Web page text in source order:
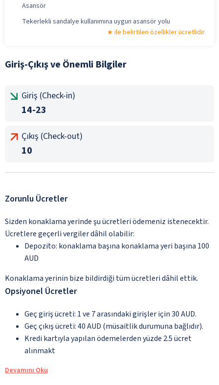
Asansör
Tekerlekli sandalye kullanımına uygun asansör yolu
ile belirtilen özellikler ücretlidir.
Giriş-Çıkış ve Önemli Bilgiler
Giriş (Check-in)
14-23
Çıkış (Check-out)
10
Zorunlu Ücretler
Sizden konaklama yerinde şu ücretleri ödemeniz istenecektir.
Ücretlere geçerli vergiler dâhil olabilir:
Depozito: konaklama başına konaklama yeri başına 100
AUD
Konaklama yerinin bize bildirdiği tüm ücretleri dâhil ettik.
Opsiyonel Ücretler
Geç giriş ücreti: 1 ve 7 arasındaki girişler için 30 AUD.
Geç çıkış ücreti: 40 AUD (müsaitlik durumuna bağlıdır).
Kredi kartıyla yapılan ödemelerden yüzde 2.5 ücret
alınmakt
Devamını Oku